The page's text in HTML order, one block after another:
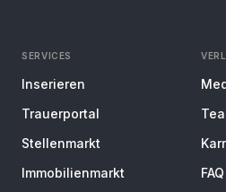
SERVICES
Inserieren
Trauerportal
Stellenmarkt
Immobilienmarkt
FAQ